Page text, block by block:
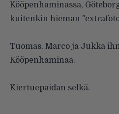
Kööpenhaminassa,
kuitenkin hieman
Tuomas, Marco ja Jukka
Kööpenhaminaa.
Kiertuepaidan selkä.